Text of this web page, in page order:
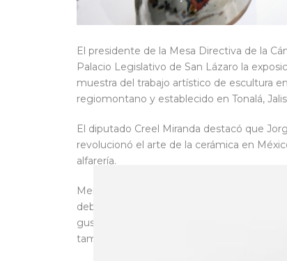
El presidente de la Mesa Directiva de la
Palacio Legislativo de San Lázaro la
muestra del trabajo artístico de escultura
regiomontano y establecido en Tonalá,
El diputado Creel Miranda destacó que
revolucionó el arte de la cerámica en
alfarería.
Mencionó que “un parlamento es un
debate, pero finalmente es una expresión
gusto ser parte de la inauguración de esta
también nos habla del gran Jorge Wilmot y